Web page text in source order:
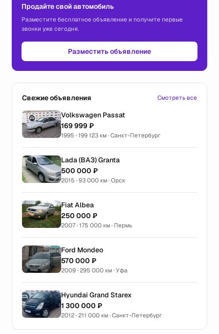
Продайте свой автомобиль
Разместите бесплатное объявление и получите первые
звонки уже сегодня.
Разместить объявление
Свежие объявления Смотреть все
Volkswagen Passat
169 999 ₽
1995 · 199 123 км · Санкт-Петербург
Lada (ВАЗ) Granta
500 000 ₽
2015 · 93 000 км · Орск
Fiat Albea
250 000 ₽
2007 · 175 000 км · Пермь
Ford Mondeo
570 000 ₽
2009 · 295 000 км · Уфа
Hyundai Grand Starex
1 300 000 ₽
2012 · 211 000 км · Санкт-Петербург